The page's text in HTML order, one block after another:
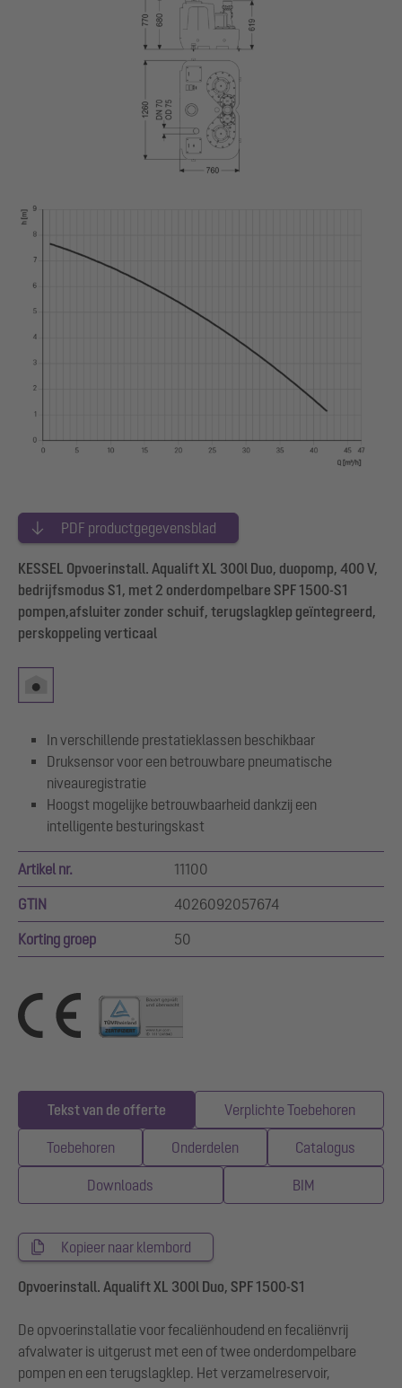
PDF productgegevensblad
KESSEL Opvoerinstall. Aqualift XL 300l Duo, duopomp, 400 V,
bedrijfsmodus S1, met 2 onderdompelbare SPF 1500-S1
pompen,afsluiter zonder schuif, terugslagklep geïntegreerd,
perskoppeling verticaal
In verschillende prestatieklassen beschikbaar
Druksensor voor een betrouwbare pneumatische
niveauregistratie
Hoogst mogelijke betrouwbaarheid dankzij een
intelligente besturingskast
Artikel nr. 11100
GTIN 4026092057674
Korting groep 50
Tekst van de offerte Verplichte Toebehoren
Toebehoren Onderdelen Catalogus
Downloads BIM
Kopieer naar klembord
Opvoerinstall. Aqualift XL 300l Duo, SPF 1500-S1
De opvoerinstallatie voor fecaliënhoudend en fecaliënvrij
afvalwater is uitgerust met een of twee onderdompelbare
pompen en een terugslagklep. Het verzamelreservoir,